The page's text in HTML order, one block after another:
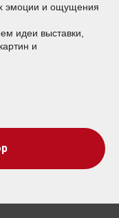
эмоции и ощущения
идеи выставки,
и